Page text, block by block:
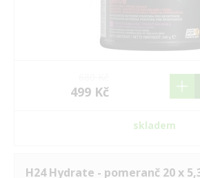
499 Kč
skladem
H24 Hydrate - pomeranč 20 x